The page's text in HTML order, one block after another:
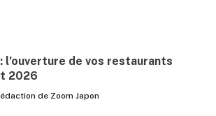
l’ouverture de vos restaurants
2026
de Zoom Japon